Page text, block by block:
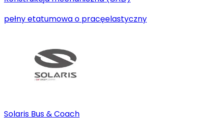
pełny etatumowa o pracęelastyczny
Solaris Bus & Coach